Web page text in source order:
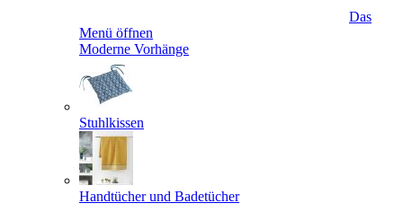
Das
Menü öffnen
Moderne Vorhänge
Stuhlkissen
Handtücher und Badetücher